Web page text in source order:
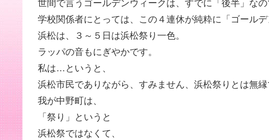
世間で言うゴールデンウィークは、すでに「後半」なの
学校関係者にとっては、この４連休が純粋に「ゴールデ
浜松は、３～５日は浜松祭り一色。
ラッパの音もにぎやかです。
私は…というと、
浜松市民でありながら、すみません、浜松祭りとは無縁
我が中野町は、
「祭り」というと
浜松祭ではなくて、